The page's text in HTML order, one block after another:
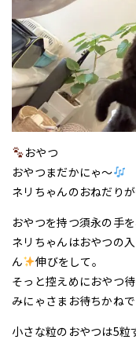
おやつ
おやつまだかにゃ～
ネリちゃんのおねだり
おやつを持つ須永の手
ネリちゃんはおやつの
ん
伸びをして。
そっと控えめにおやつ
みにゃさまお待ちかね
小さな粒のおやつは5粒